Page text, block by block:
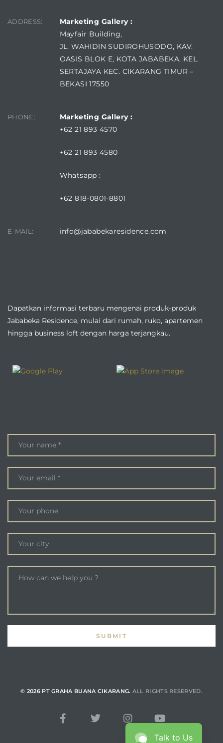
ADDRESS:
Marketing Gallery :
Mayfair Building,
JL. WAHIDIN SUDIROHUSODO, KAV.
OASIS BLOK E, KOTA JABABEKA, KEL.
SERTAJAYA KEC. CIKARANG TIMUR –
BEKASI 17550
PHONE:
Marketing Gallery :
+62 21 893 4570
+62 21 893 4580
Whatsapp :
+62 818-0801-8801
E-MAIL: info@jababekaresidence.com
Dapatkan informasi terbaru mengenai produk-produk
Jababeka Residence, mulai dari rumah, ruko, apartemen
hingga business loft dengan harga terjangkau.
© 2026 PT GRAHA BUANA CIKARANG. ALL RIGHTS RESERVED.
Talk to Us